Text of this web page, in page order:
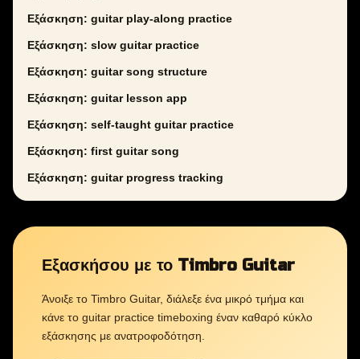
Εξάσκηση: guitar play-along practice
Εξάσκηση: slow guitar practice
Εξάσκηση: guitar song structure
Εξάσκηση: guitar lesson app
Εξάσκηση: self-taught guitar practice
Εξάσκηση: first guitar song
Εξάσκηση: guitar progress tracking
Εξασκήσου με το Timbro Guitar
Άνοιξε το Timbro Guitar, διάλεξε ένα μικρό τμήμα και
κάνε το guitar practice timeboxing έναν καθαρό κύκλο
εξάσκησης με ανατροφοδότηση.